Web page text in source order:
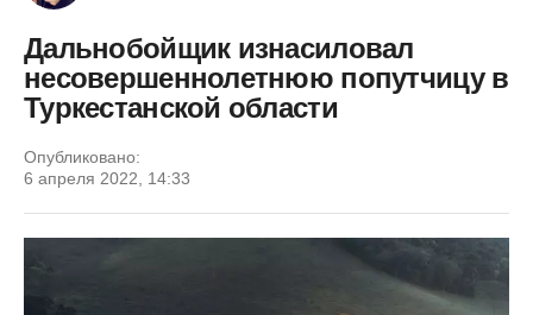
Дальнобойщик изнасиловал
несовершеннолетнюю попутчицу в
Туркестанской области
Опубликовано:
6 апреля 2022, 14:33